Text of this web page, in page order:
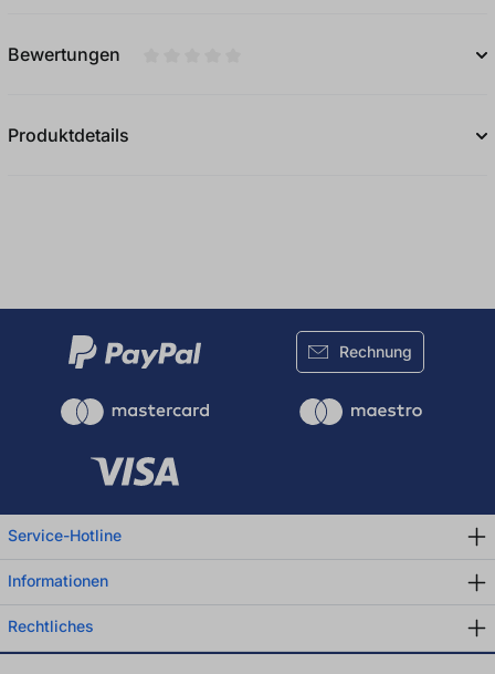
Bewertungen
Produktdetails
Rechnung
Service-Hotline
Informationen
Rechtliches